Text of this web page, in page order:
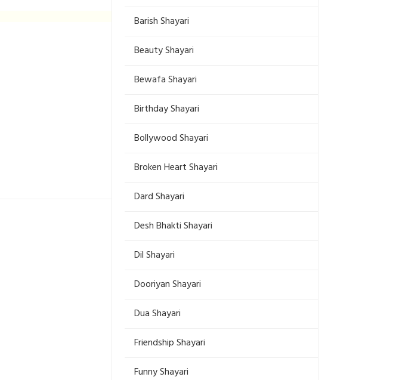
Barish Shayari
Beauty Shayari
Bewafa Shayari
Birthday Shayari
Bollywood Shayari
Broken Heart Shayari
Dard Shayari
Desh Bhakti Shayari
Dil Shayari
Dooriyan Shayari
Dua Shayari
Friendship Shayari
Funny Shayari